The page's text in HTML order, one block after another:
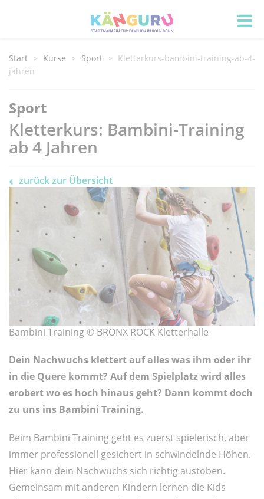
Start Kurse Sport
Kletterkurs-bambini-training-ab-4-
jahren
Sport
Kletterkurs: Bambini-Training
ab 4 Jahren
zurück zur Übersicht
Bambini Training © BRONX ROCK Kletterhalle
Dein Nachwuchs klettert auf alles was ihm oder ihr
in die Quere kommt? Auf dem Spielplatz wird alles
erobert wo es hoch hinaus geht? Dann kommt doch
zu uns ins Bambini Training.
Beim Bambini Training geht es zuerst spielerisch, aber
immer professionell gesichert in schwindelnde Höhen.
Hier kann dein Nachwuchs sich richtig austoben.
Gemeinsam mit anderen Kindern lernen die Kids